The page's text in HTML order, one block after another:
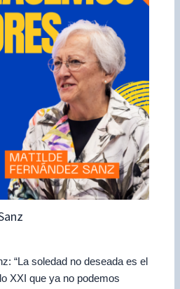
“La soledad no deseada es el
XXI que ya no podemos